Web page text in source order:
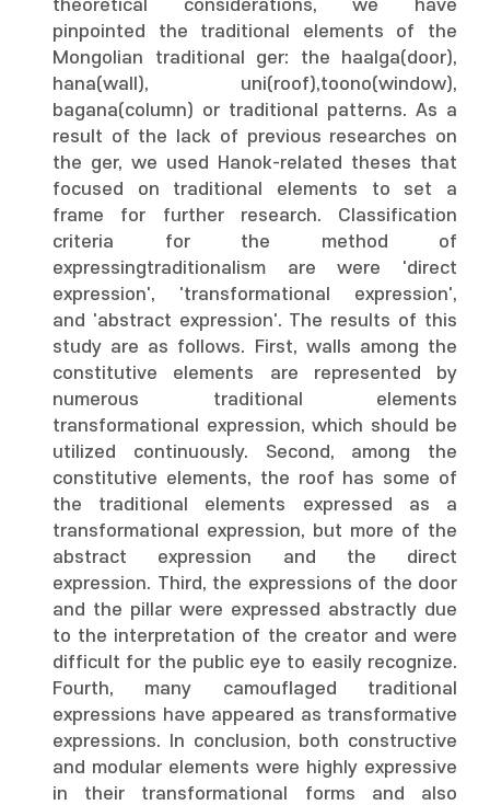
theoretical considerations, we have
pinpointed the traditional elements of the
Mongolian traditional ger: the haalga(door),
hana(wall), uni(roof),toono(window),
bagana(column) or traditional patterns. As a
result of the lack of previous researches on
the ger, we used Hanok-related theses that
focused on traditional elements to set a
frame for further research. Classification
criteria for the method of
expressingtraditionalism are were 'direct
expression', 'transformational expression',
and 'abstract expression'. The results of this
study are as follows. First, walls among the
constitutive elements are represented by
numerous traditional elements
transformational expression, which should be
utilized continuously. Second, among the
constitutive elements, the roof has some of
the traditional elements expressed as a
transformational expression, but more of the
abstract expression and the direct
expression. Third, the expressions of the door
and the pillar were expressed abstractly due
to the interpretation of the creator and were
difficult for the public eye to easily recognize.
Fourth, many camouflaged traditional
expressions have appeared as transformative
expressions. In conclusion, both constructive
and modular elements were highly expressive
in their transformational forms and also